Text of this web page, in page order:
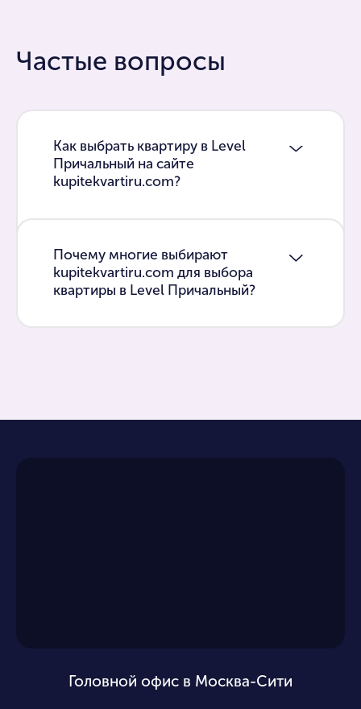
Частые вопросы
Как выбрать квартиру в Level
Причальный на сайте
kupitekvartiru.com?
Почему многие выбирают
kupitekvartiru.com для выбора
квартиры в Level Причальный?
Головной офис в Москва-Сити